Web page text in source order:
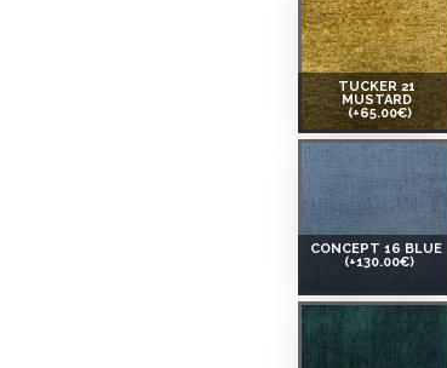
TUCKER 21
MUSTARD
(+65.00€)
CONCEPT 16 BLUE
(+130.00€)